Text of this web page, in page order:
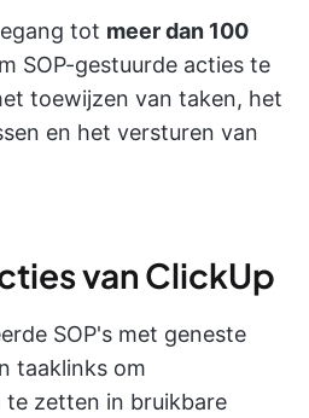
tot meer dan 100
SOP-gestuurde acties te
toewijzen van taken, het
en het versturen van
van ClickUp
SOP's met geneste
taaklinks om
zetten in bruikbare